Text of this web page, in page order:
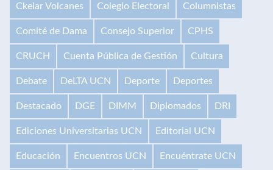
Ckelar Volcanes Colegio Electoral Columnistas
Comité de Dama Consejo Superior CPHS
CRUCH Cuenta Pública de Gestión Cultura
Debate DeLTA UCN Deporte Deportes
Destacado DGE DIMM Diplomados DRI
Ediciones Universitarias UCN Editorial UCN
Educación Encuentros UCN Encuéntrate UCN